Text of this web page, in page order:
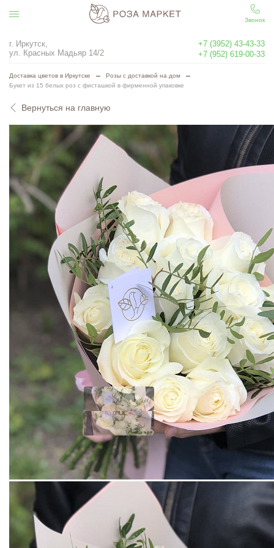
Звонок
г. Иркутск,
ул. Красных Мадьяр 14/2
+7 (3952) 43-43-33
+7 (952) 619-00-33
Доставка цветов в Иркутске
Розы с доставкой на дом
Букет из 15 белых роз с фисташкой в фирменной упаковке
Вернуться на главную
БУКЕТ ИЗ 15 БЕЛЫХ РОЗ С ФИСТАШКОЙ В
ФИРМЕННОЙ УПАКОВКЕ
4885